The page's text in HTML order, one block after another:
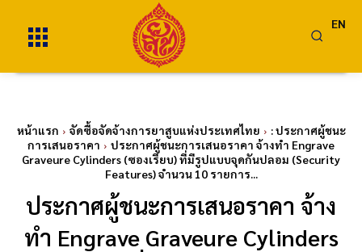
EN
หน้าแรก จัดซื้อจัดจ้างการยาสูบแห่งประเทศไทย
: ประกาศผู้ชนะ
การเสนอราคา
ประกาศผู้ชนะการเสนอราคา จ้างทำ Engrave
Graveure Cylinders (ซองเรียบ) ที่มีรูปแบบจุดกันปลอม (Security
Features) จำนวน 10 รายการ...
ประกาศผู้ชนะการเสนอราคา จ้าง
ทำ Engrave Graveure Cylinders